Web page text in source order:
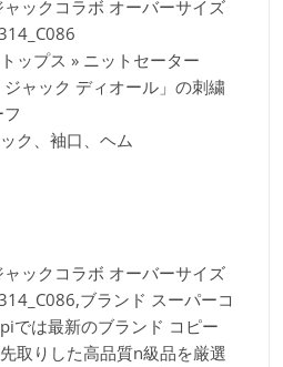
ックコラボ オーバーサイズ
ップス » ニットセーター
ャック ディオール」の刺繍
ク、袖口、ヘム
ックコラボ オーバーサイズ
ブランド スーパーコ
では最新のブランド コピー
取りした高品質n級品を厳選